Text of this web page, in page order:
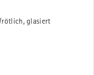
rötlich, glasiert